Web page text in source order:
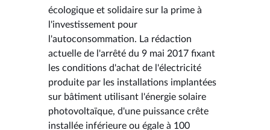
écologique et solidaire sur la prime à
l'investissement pour
l'autoconsommation. La rédaction
actuelle de l'arrêté du 9 mai 2017 fixant
les conditions d'achat de l'électricité
produite par les installations implantées
sur bâtiment utilisant l'énergie solaire
photovoltaïque, d'une puissance crête
installée inférieure ou égale à 100